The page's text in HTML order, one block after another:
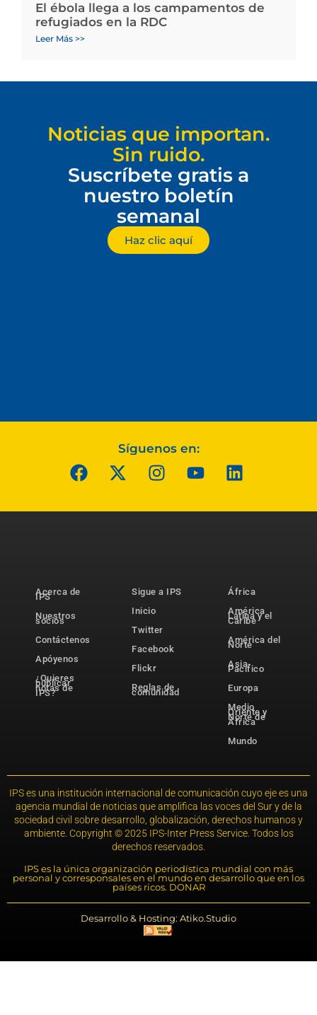
El ébola llega a los campamentos de
refugiados en la RDC
Leer Más >>
Noticias que importan.
Sin ruido.
Suscríbete gratis a
nuestro boletín
semanal
Haz clic aquí
Síguenos en:
Acerca de
IPS
Nuestros
socios
Contáctenos
Apóyenos
¿Quieres
publicar
notas de
IPS?
Sigue a IPS
Inicio
Twitter
Facebook
Flickr
Reglas de
comunidad
África
América
Latina y el
Caribe
América del
Norte
Asia-
Pacífico
Europa
Medio
Oriente y
Norte de
África
Mundo
IPS es una institución internacional de comunicación cuyo eje es una
agencia mundial de noticias que amplifica las voces del Sur y de la
sociedad civil sobre desarrollo, globalización, derechos humanos y
ambiente. Copyright © 2025 IPS-Inter Press Service. Todos los
derechos reservados.
IPS es la única organización periodística mundial con más
personal y corresponsales en el mundo en desarrollo que en los
países ricos. DONAR
Desarrollo & Hosting: Atiko.Studio